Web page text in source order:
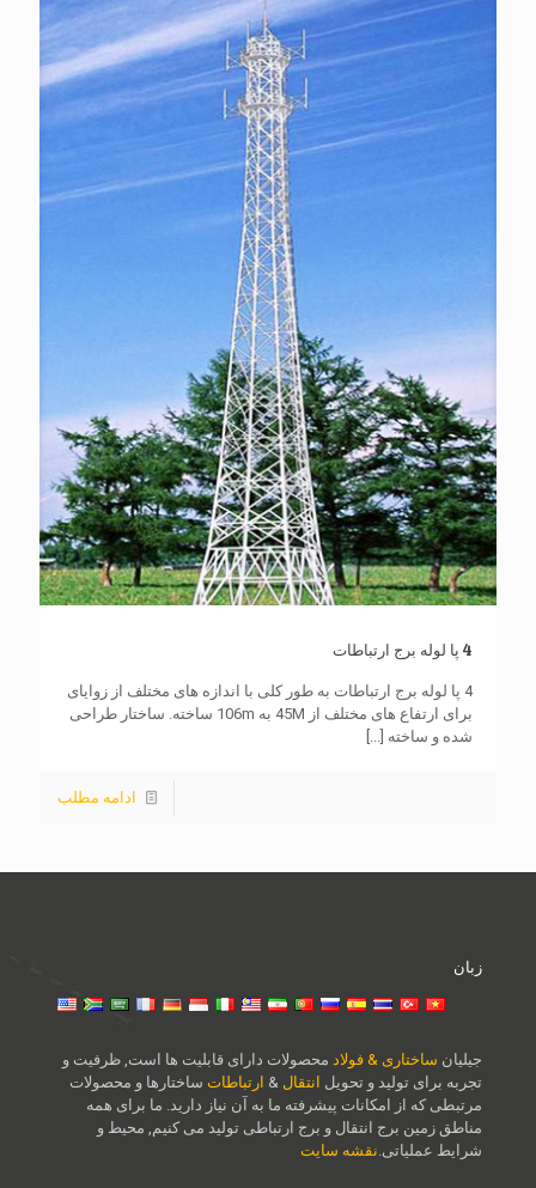
4 پا لوله برج ارتباطات
4 پا لوله برج ارتباطات به طور کلی با اندازه های مختلف از زوایای
برای ارتفاع های مختلف از 45M به 106m ساخته. ساختار طراحی
شده و ساخته [...]
ادامه مطلب
زبان
جیلیان ساختاری & فولاد محصولات دارای قابلیت ها است, ظرفیت و
تجربه برای تولید و تحویل انتقال & ارتباطات ساختارها و محصولات
مرتبطی که از امکانات پیشرفته ما به آن نیاز دارید. ما برای همه
مناطق زمین برج انتقال و برج ارتباطی تولید می کنیم, محیط و
شرایط عملیاتی.نقشه سایت